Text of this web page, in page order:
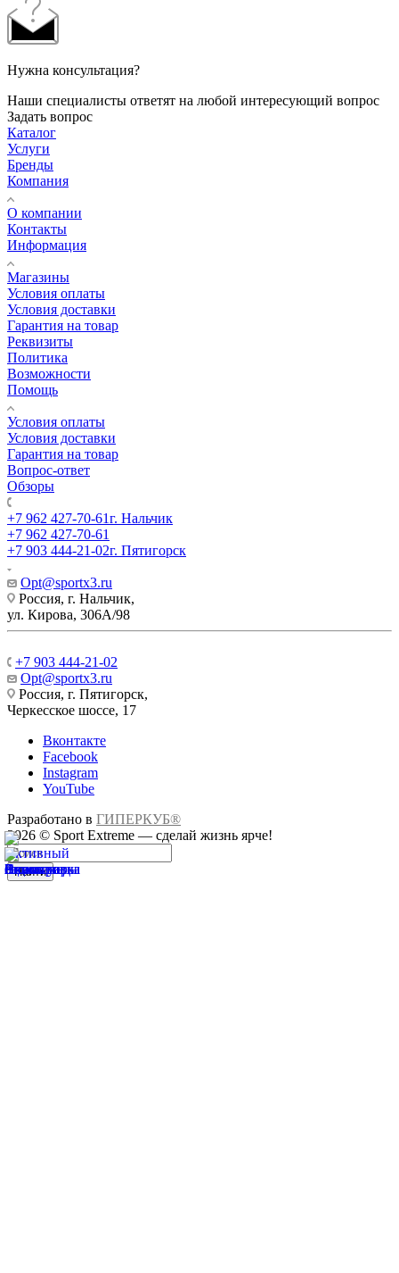
Нужна консультация?
Наши специалисты ответят на любой интересующий вопрос
Задать вопрос
Каталог
Услуги
Бренды
Компания
О компании
Контакты
Информация
Магазины
Условия оплаты
Условия доставки
Гарантия на товар
Реквизиты
Политика
Возможности
Помощь
Условия оплаты
Условия доставки
Гарантия на товар
Вопрос-ответ
Обзоры
+7 962 427-70-61г. Нальчик
+7 962 427-70-61
+7 903 444-21-02г. Пятигорск
Opt@sportx3.ru
Россия, г. Нальчик,
ул. Кирова, 306А/98
+7 903 444-21-02
Opt@sportx3.ru
Россия, г. Пятигорск,
Черкесское шоссе, 17
Вконтакте
Facebook
Instagram
YouTube
Разработано в ГИПЕРКУБ®
2026 © Sport Extreme — сделай жизнь ярче!
Найти